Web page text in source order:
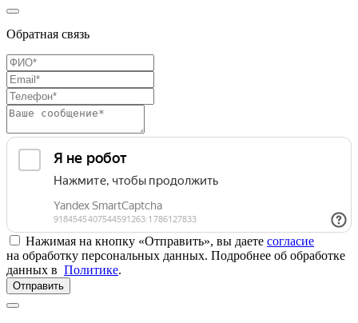
Обратная связь
Нажимая на кнопку «Отправить», вы даете согласие
на обработку персональных данных. Подробнее об обработке
данных в Политике.
Отправить